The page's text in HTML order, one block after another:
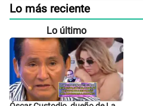
Lo más reciente
Lo último